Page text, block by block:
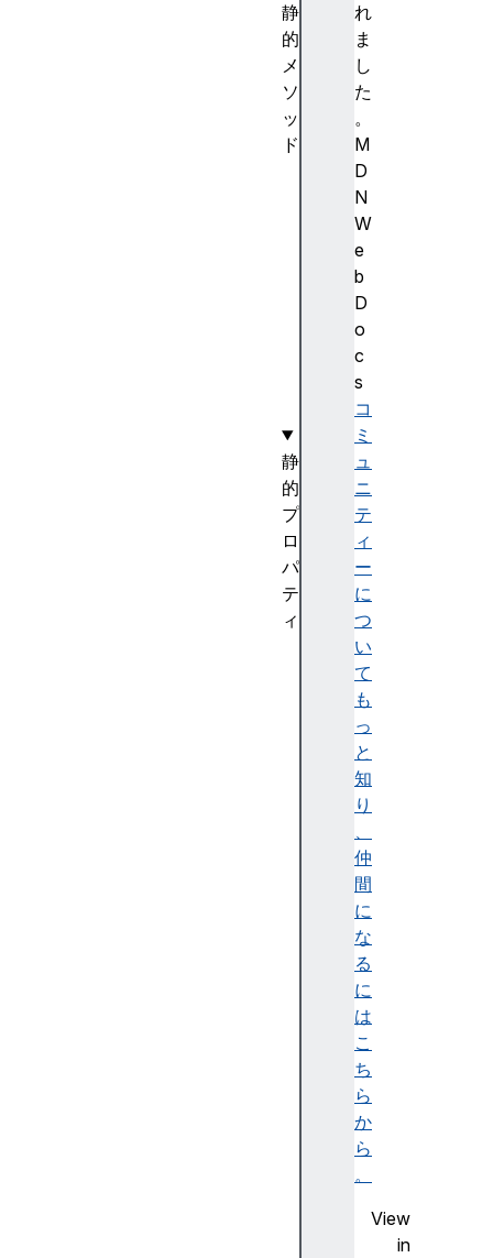
れ
ま
し
た
。
M
D
N
W
e
b
D
o
c
s
コ
ミ
ュ
ニ
テ
ィ
ー
に
つ
い
て
も
っ
と
知
り
、
仲
間
に
な
る
に
は
こ
ち
ら
か
ら
。
View
in
静
的
メ
ソ
ッ
ド
静
的
プ
ロ
パ
テ
ィ